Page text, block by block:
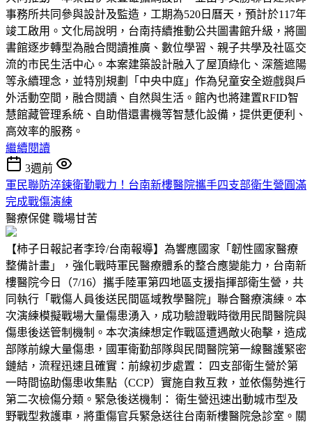
事務所共同參與設計及監造，工期為520日曆天，預計於117年
竣工啟用。文化局說明，台南持續推動公共圖書館升級，將圖
書館逐步轉型為融合閱讀推廣、數位學習、親子共學及社區交
流的市民生活中心。本案建築設計融入了屋頂綠化、深簷遮陽
等永續理念，並特別規劃「中央中庭」作為兒童安全遊戲與戶
外活動空間，融合閱讀、自然與生活。館內也將建置RFID智
慧館藏管理系統、自助借還書機等智慧化設備，提供更便利、
高效率的服務。
繼續閱讀
3週前
軍民聯防淬鍊衛勤戰力！台南新樓醫院攜手四支部衛生營圓滿
完成戰傷演練
醫療保健 職場甘苦
【柿子日報記者李玲/台南報導】為響應國家「韌性國家醫療
整備計畫」，強化戰時軍民醫療體系的整合應變能力，台南新
樓醫院今日（7/16）攜手陸軍第四地區支援指揮部衛生營，共
同執行「戰傷人員後送民間區域教學醫院」聯合醫療演練。本
次演練模擬戰場大量傷患湧入，成功驗證戰時徵用民間醫院與
傷患後送管制機制。本次演練想定作戰區遭遇敵火砲擊，造成
部隊前線大量傷患，國軍衛勤部隊與民間醫院第一線醫護緊密
鏈結，流程迅速且確實：前線初步處置： 四支部衛生營於第
一時間協助傷患收集點（CCP）實施自救互救，並依傷勢進行
第二次檢傷分類。緊急後送機制： 衛生營迅速出動城市型及
野戰型救護車，將重傷官兵緊急送往台南新樓醫院急診室。關